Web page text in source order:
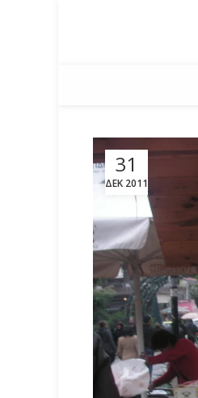
31
ΔΕΚ 2011